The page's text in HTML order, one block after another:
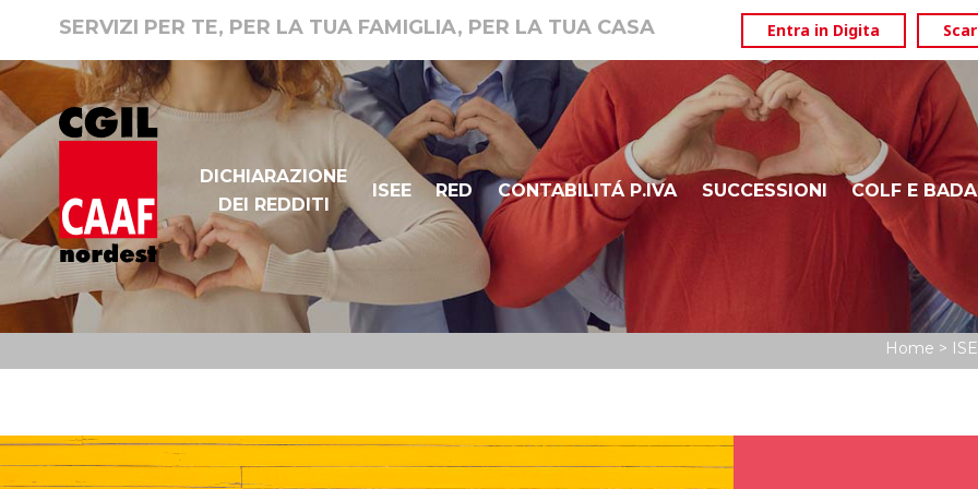
SERVIZI PER TE, PER LA TUA FAMIGLIA, PER LA TUA CASA Entra in Digita
DICHIARAZIONE
DEI REDDITI
ISEE
DURP – BOLZANO ALTO ADIGE
RED CONTABILITÁ P.IVA SUCCESSIONI COLF E
Home >